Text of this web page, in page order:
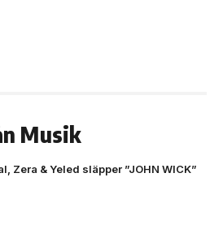
Musik
Zera & Yeled släpper ”JOHN WICK”